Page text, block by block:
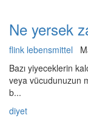
Ne yersek
flink lebensmittel
Bazı yiyeceklerin
veya vücudunuzun
b...
diyet